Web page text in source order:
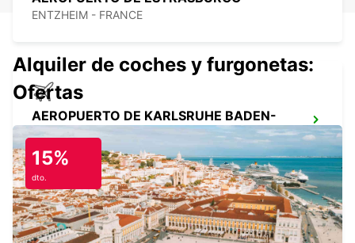
ENTZHEIM - FRANCE
AEROPUERTO DE KARLSRUHE BADEN-
BADEN
RHEINMUENSTER - GERMANY
Alquiler de coches y furgonetas:
Ofertas
15%
dto.